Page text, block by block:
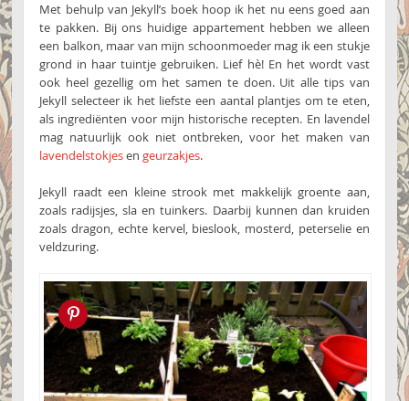
Met behulp van Jekyll’s boek hoop ik het nu eens goed aan
te pakken. Bij ons huidige appartement hebben we alleen
een balkon, maar van mijn schoonmoeder mag ik een stukje
grond in haar tuintje gebruiken. Lief hè! En het wordt vast
ook heel gezellig om het samen te doen. Uit alle tips van
Jekyll selecteer ik het liefste een aantal plantjes om te eten,
als ingrediënten voor mijn historische recepten. En lavendel
mag natuurlijk ook niet ontbreken, voor het maken van
lavendelstokjesengeurzakjes.
Jekyll raadt een kleine strook met makkelijk groente aan,
zoals radijsjes, sla en tuinkers. Daarbij kunnen dan kruiden
zoals dragon, echte kervel, bieslook, mosterd, peterselie en
veldzuring.
Pin this!